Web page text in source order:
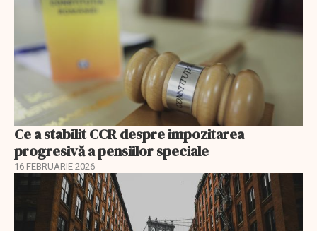
Ce a stabilit CCR despre impozitarea
progresivă a pensiilor speciale
16 FEBRUARIE 2026